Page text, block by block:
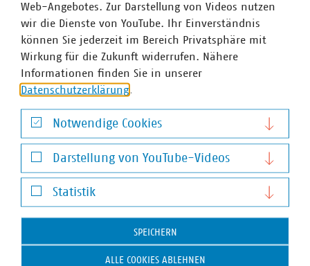
VKU-Bereiche
Web-Angebotes. Zur Darstellung von Videos nutzen
wir die Dienste von YouTube. Ihr Einverständnis
können Sie jederzeit im Bereich Privatsphäre mit
Wirkung für die Zukunft widerrufen. Nähere
Informationen finden Sie in unserer
Datenschutzerklärung.
Notwendige Cookies
Notwendige Cookies
Darstellung von YouTube-Videos
Darstellung von YouTube-Videos
Statistik
Statistik
SPEICHERN
ALLE COOKIES ABLEHNEN